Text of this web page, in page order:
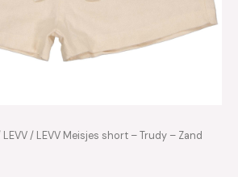
LEVV/ LEVV Meisjes short – Trudy – Zand